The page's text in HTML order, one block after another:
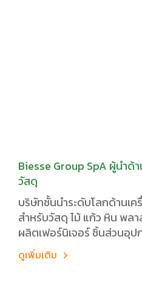
Biesse Group SpA ผู้นำด้
วัสดุ
บริษัทชั้นนำระดับโลกด้านเค
สำหรับวัสดุ ไม้ แก้ว หิน พล
ผลิตเฟอร์นิเจอร์ ชิ้นส่วนอุ
ดูเพิ่มเติม